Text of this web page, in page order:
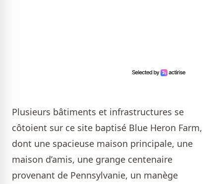
Plusieurs bâtiments et infrastructures se
côtoient sur ce site baptisé Blue Heron Farm,
dont une spacieuse maison principale, une
maison d’amis, une grange centenaire
provenant de Pennsylvanie, un manège